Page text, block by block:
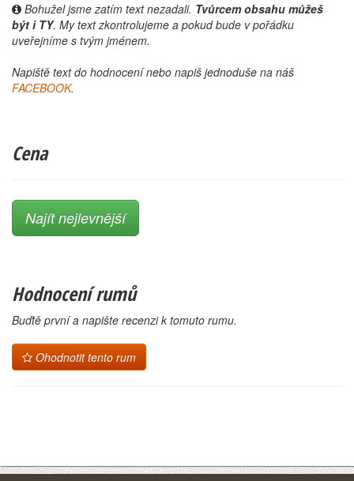
Bohužel jsme zatím text nezadali. Tvůrcem obsahu můžeš
být i TY. My text zkontrolujeme a pokud bude v pořádku
uveřejníme s tvým jménem.
Napiště text do hodnocení nebo napiš jednoduše na náš
FACEBOOK.
Cena
Najít nejlevnější
Hodnocení rumů
Buďtě první a napište recenzi k tomuto rumu.
Ohodnotit tento rum